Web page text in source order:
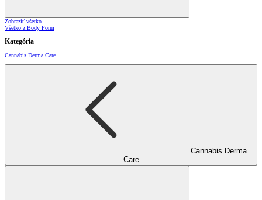
Zobraziť všetko
Všetko z Body Form
Kategória
Cannabis Derma Care
Cannabis Derma
Care